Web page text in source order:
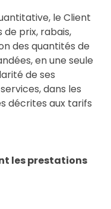
le Client
prix, rabais,
des quantités de
en une seule
de ses
dans les
décrites aux tarifs
les prestations